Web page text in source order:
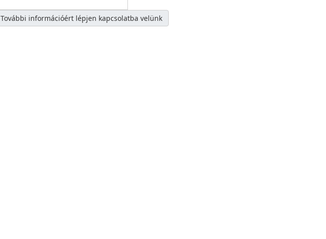
További információért lépjen kapcsolatba velünk